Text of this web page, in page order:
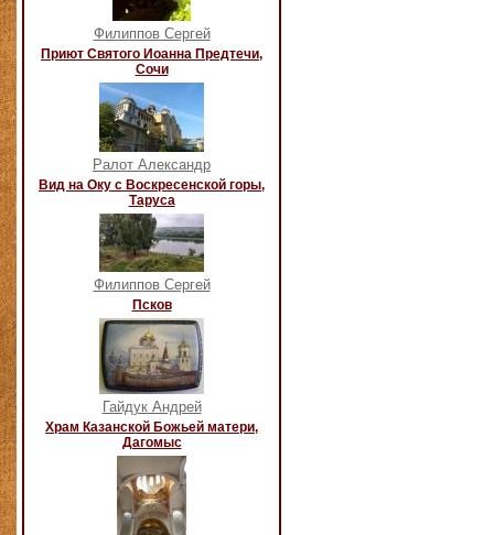
Филиппов Сергей
Приют Святого Иоанна Предтечи,
Сочи
Ралот Александр
Вид на Оку с Воскресенской горы,
Таруса
Филиппов Сергей
Псков
Гайдук Андрей
Храм Казанской Божьей матери,
Дагомыс